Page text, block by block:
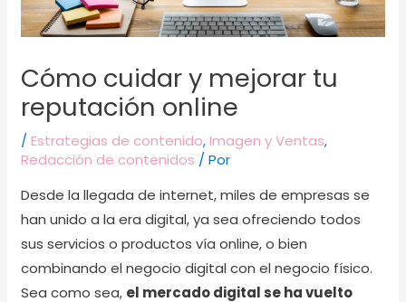
Cómo cuidar y mejorar tu
reputación online
/Estrategias de contenido,Imagen y Ventas,
Redacción de contenidos / Por
Desde la llegada de internet, miles de empresas se
han unido a la era digital, ya sea ofreciendo todos
sus servicios o productos vía online, o bien
combinando el negocio digital con el negocio físico.
Sea como sea, el mercado digital se ha vuelto